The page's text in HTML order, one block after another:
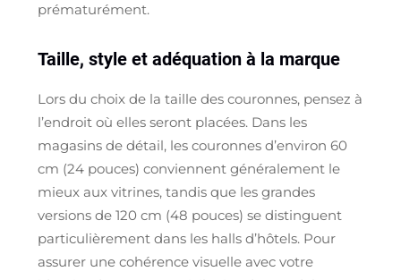
prématurément.
Taille, style et adéquation à la marque
Lors du choix de la taille des couronnes, pensez à
l’endroit où elles seront placées. Dans les
magasins de détail, les couronnes d’environ 60
cm (24 pouces) conviennent généralement le
mieux aux vitrines, tandis que les grandes
versions de 120 cm (48 pouces) se distinguent
particulièrement dans les halls d’hôtels. Pour
assurer une cohérence visuelle avec votre